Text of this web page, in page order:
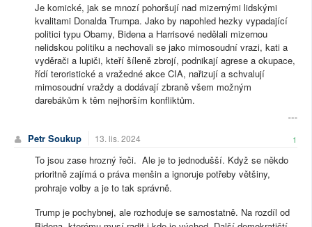
Je komické, jak se mnozí pohoršují nad mizernými lidskými
kvalitami Donalda Trumpa. Jako by napohled hezky vypadající
politici typu Obamy, Bidena a Harrisové nedělali mizernou
nelidskou politiku a nechovali se jako mimosoudní vrazi, kati a
vyděrači a lupiči, kteří šíleně zbrojí, podnikají agrese a okupace,
řídí teroristické a vražedné akce CIA, nařizují a schvalují
mimosoudní vraždy a dodávají zbraně všem možným
darebákům k těm nejhorším konfliktům.
Petr Soukup 13. lis. 2024 1
To jsou zase hrozný řeči. Ale je to jednodušší. Když se někdo
prioritně zajímá o práva menšin a ignoruje potřeby většiny,
prohraje volby a je to tak správně.
Trump je pochybnej, ale rozhoduje se samostatně. Na rozdíl od